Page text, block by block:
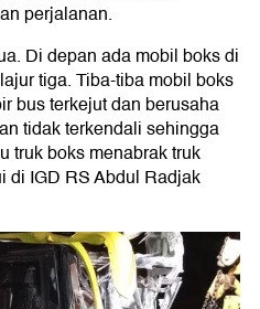
perjalanan.
Di depan ada mobil boks di
tiga. Tiba-tiba mobil boks
bus terkejut dan berusaha
tidak terkendali sehingga
truk boks menabrak truk
di IGD RS Abdul Radjak